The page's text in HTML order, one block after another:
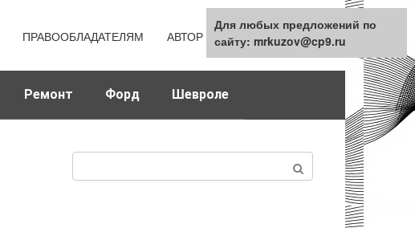
ПРАВООБЛАДАТЕЛЯМ АВТОР КАРТА САЙТА
Ремонт Форд Шевроле
Для любых предложений по
сайту: mrkuzov@cp9.ru
Для любых предложений по
сайту: mrkuzov@cp9.ru